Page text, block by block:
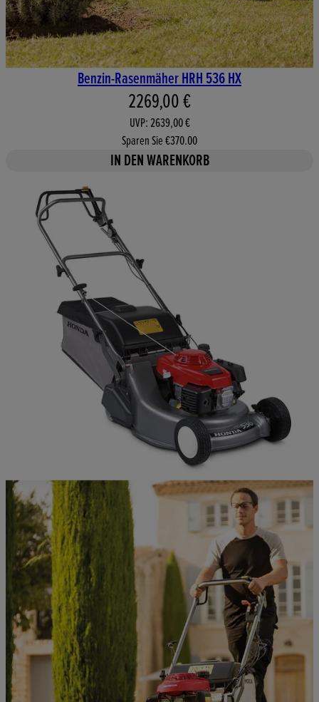
Benzin-Rasenmäher HRH 536 HX
Aktueller Preis: 2269,00 €.
2269,00 €
UVP: 2639,00 €
Sparen Sie €370.00
IN DEN WARENKORB